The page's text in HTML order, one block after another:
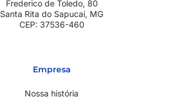
Frederico de Toledo, 80
Santa Rita do Sapucaí, MG
CEP: 37536-460
Empresa
Nossa história